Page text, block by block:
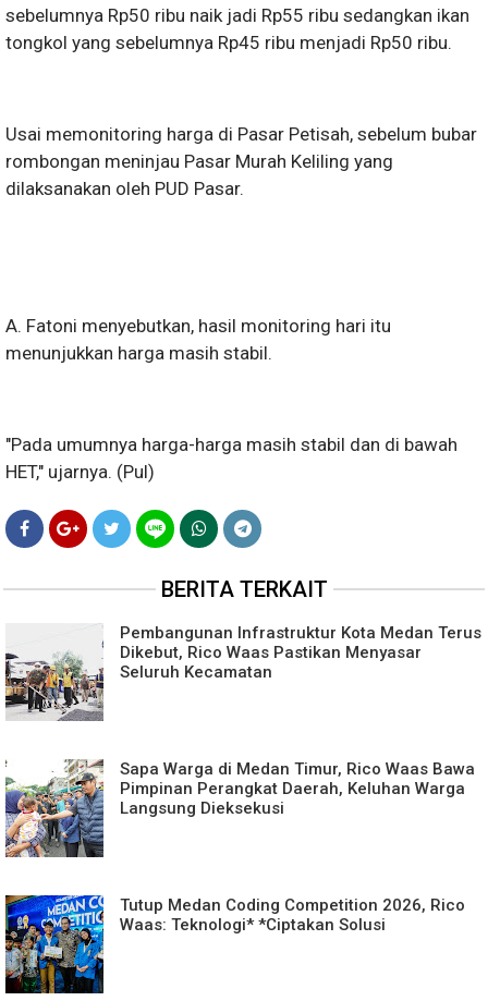
sebelumnya Rp50 ribu naik jadi Rp55 ribu sedangkan ikan
tongkol yang sebelumnya Rp45 ribu menjadi Rp50 ribu.
Usai memonitoring harga di Pasar Petisah, sebelum bubar
rombongan meninjau Pasar Murah Keliling yang
dilaksanakan oleh PUD Pasar.
A. Fatoni menyebutkan, hasil monitoring hari itu
menunjukkan harga masih stabil.
"Pada umumnya harga-harga masih stabil dan di bawah
HET," ujarnya. (Pul)
BERITA TERKAIT
Pembangunan Infrastruktur Kota Medan Terus
Dikebut, Rico Waas Pastikan Menyasar
Seluruh Kecamatan
Sapa Warga di Medan Timur, Rico Waas Bawa
Pimpinan Perangkat Daerah, Keluhan Warga
Langsung Dieksekusi
Tutup Medan Coding Competition 2026, Rico
Waas: Teknologi* *Ciptakan Solusi